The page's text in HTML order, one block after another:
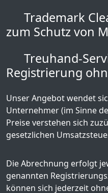
Trademark
zum Schutz von
Treuhand-
Registrierung
Unser Angebot wendet
Unternehmer (im Sinne
Preise verstehen sich
gesetzlichen
Die Abrechnung erfolgt
genannten
können sich jederzeit